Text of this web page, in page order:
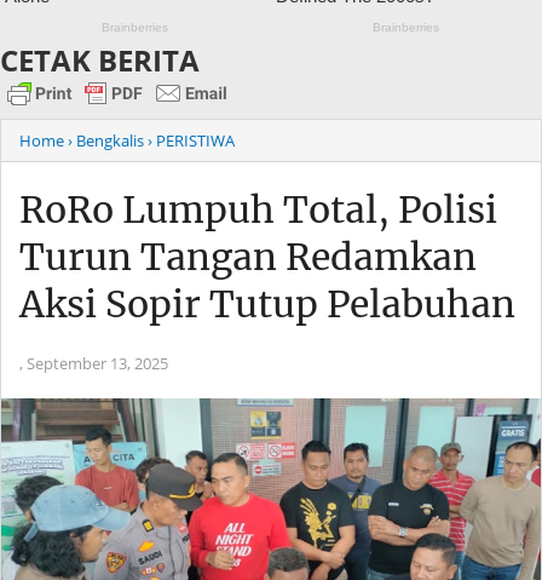
CETAK BERITA
Home› Bengkalis› PERISTIWA
RoRo Lumpuh Total, Polisi
Turun Tangan Redamkan
Aksi Sopir Tutup Pelabuhan
, September 13, 2025